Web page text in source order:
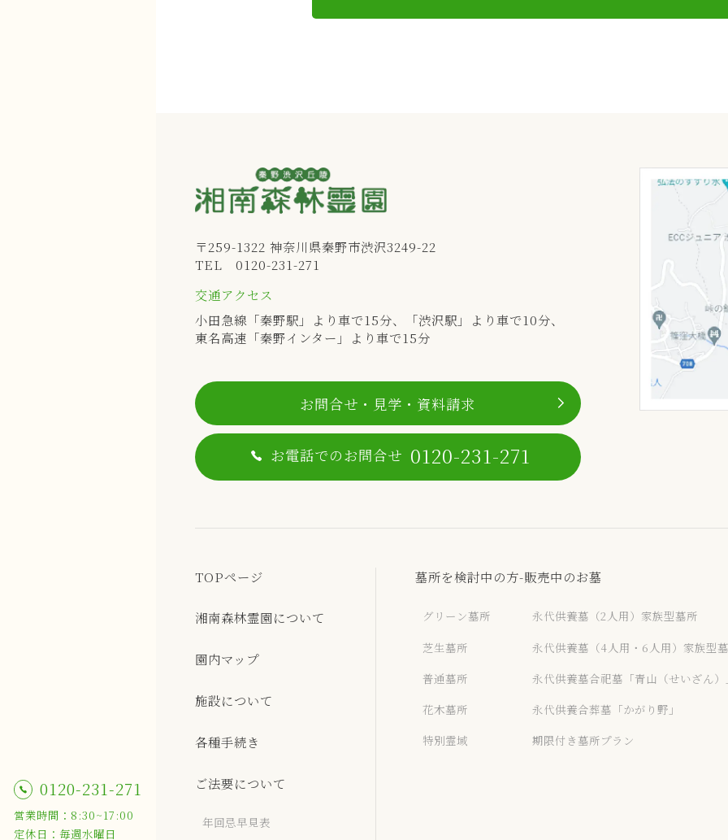
0120-231-271
営業時間：8:30~17:00
定休日：毎週水曜日
〒259-1322 神奈川県秦野市渋沢3249-22
TEL 0120-231-271
交通アクセス
小田急線「秦野駅」より車で15分、「渋沢駅」より車で10分、
東名高速「秦野インター」より車で15分
お問合せ・見学・資料請求
お電話でのお問合せ 0120-231-271
TOPページ
湘南森林霊園について
園内マップ
施設について
各種⼿続き
ご法要について
年回忌早見表
墓所を検討中の方-販売中のお墓
グリーン墓所
芝生墓所
普通墓所
花木墓所
特別霊域
永代供養墓（2人用）家族型墓所
永代供養墓（4人用・6人用）家族型
永代供養墓合祀墓「青山（せいざん）
永代供養合葬墓「かがり野」
期限付き墓所プラン